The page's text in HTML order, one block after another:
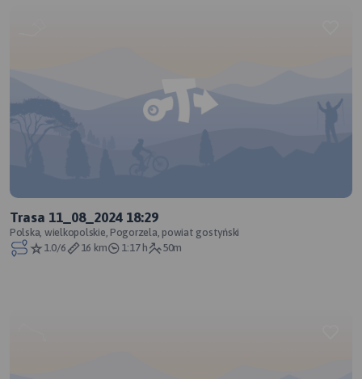
Trasa 11_08_2024 18:29
Polska, wielkopolskie, Pogorzela, powiat gostyński
1.0/6
16 km 1:17 h 50m